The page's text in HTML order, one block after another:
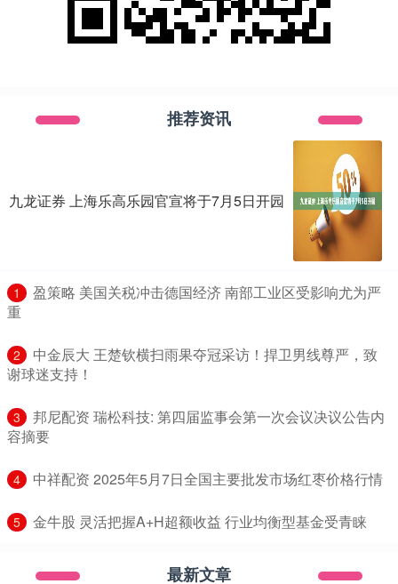
推荐资讯
九龙证券 上海乐高乐园官宣将于7月5日开园
1
​盈策略 美国关税冲击德国经济 南部工业区受影响尤为严
重
2
​中金辰大 王楚钦横扫雨果夺冠采访！捍卫男线尊严，致
谢球迷支持！
3
​邦尼配资 瑞松科技: 第四届监事会第一次会议决议公告内
容摘要
4 ​中祥配资 2025年5月7日全国主要批发市场红枣价格行情
5 ​金牛股 灵活把握A+H超额收益 行业均衡型基金受青睐
最新文章